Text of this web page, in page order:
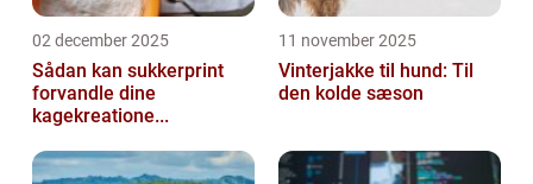
02 december 2025
Sådan kan sukkerprint
forvandle dine
kagekreatione...
11 november 2025
Vinterjakke til hund: Til
den kolde sæson